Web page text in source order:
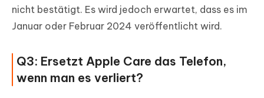
nicht bestätigt. Es wird jedoch erwartet, dass es im
Januar oder Februar 2024 veröffentlicht wird.
Q3: Ersetzt Apple Care das Telefon,
wenn man es verliert?